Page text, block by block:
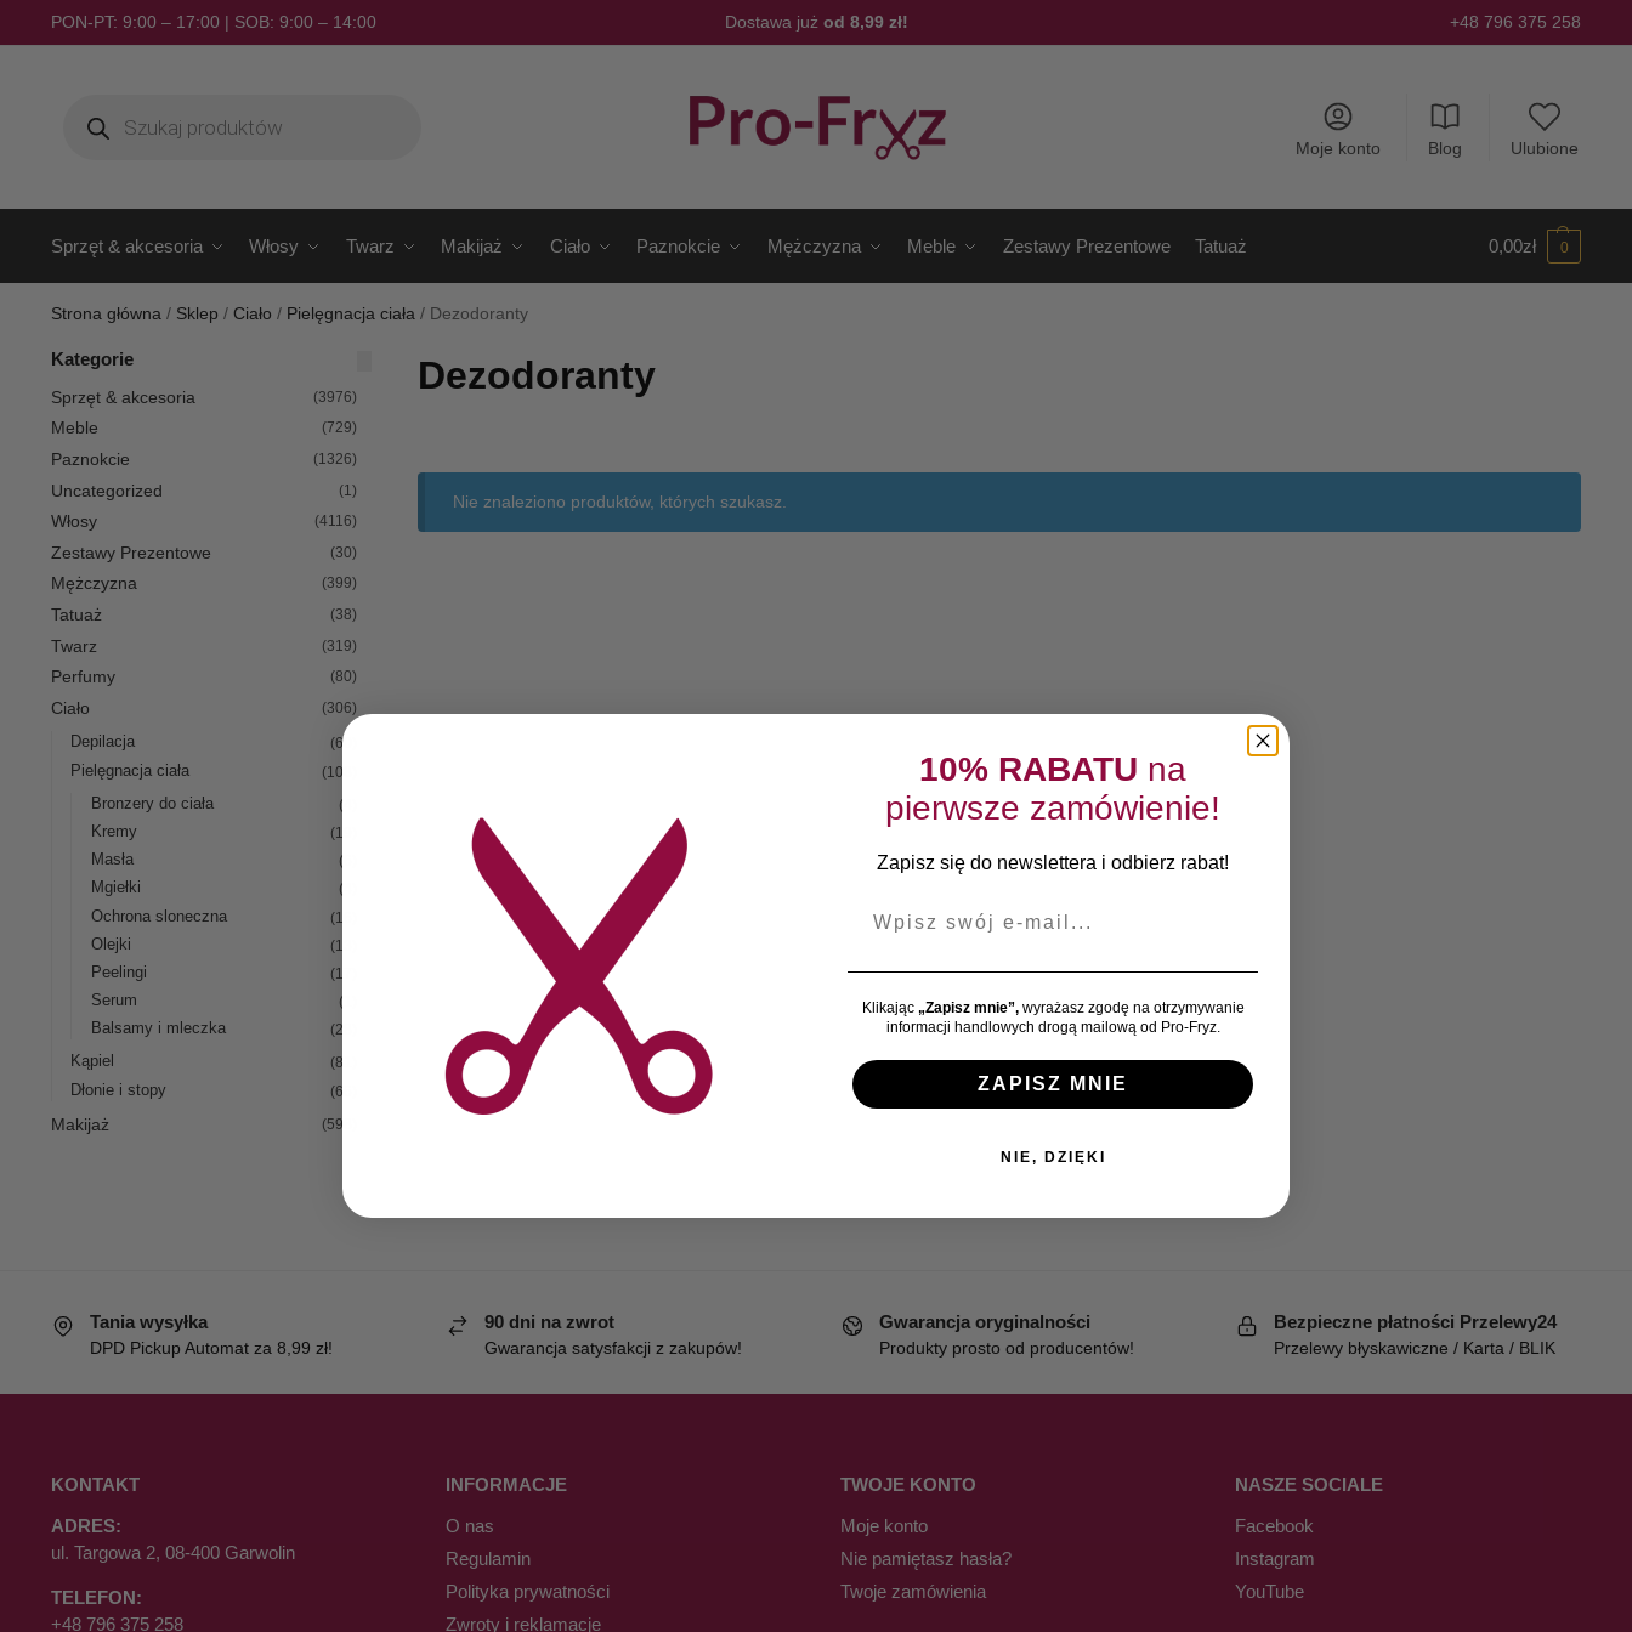
PON-PT: 9:00 – 17:00 | SOB: 9:00 – 14:00 Dostawa już od 8,99 zł! +48 796 375 258
Moje konto Blog Ulubione
Sprzęt & akcesoria Włosy Twarz Makijaż Ciało Paznokcie Mężczyzna Meble Zestawy Prezentowe Tatuaż 0,00zł 0
Strona główna/ Sklep / Ciało / Pielęgnacja ciała/ Dezodoranty
Dezodoranty
Nie znaleziono produktów, których szukasz.
Kategorie
Sprzęt & akcesoria (3976)
Meble (729)
Paznokcie (1326)
Uncategorized (1)
Włosy (4116)
Zestawy Prezentowe (30)
Mężczyzna (399)
Tatuaż (38)
Twarz (319)
Perfumy (80)
Ciało (306)
Depilacja (60)
Pielęgnacja ciała (108)
Bronzery do ciała (4)
Kremy (19)
Masła (6)
Mgiełki (4)
Ochrona sloneczna (16)
Olejki (13)
Peelingi (17)
Serum (1)
Balsamy i mleczka (28)
Kąpiel (81)
Dłonie i stopy (66)
Makijaż (598)
Tania wysyłka
DPD Pickup Automat za 8,99 zł!
90 dni na zwrot
Gwarancja satysfakcji z zakupów!
Gwarancja oryginalności
Produkty prosto od producentów!
Bezpieczne płatności Przelewy24
Przelewy błyskawiczne / Karta / BLIK
KONTAKT
ADRES:
ul. Targowa 2, 08-400 Garwolin
TELEFON:
+48 796 375 258
INFORMACJE
O nas
Regulamin
Polityka prywatności
Zwroty i reklamacje
TWOJE KONTO
Moje konto
Nie pamiętasz hasła?
Twoje zamówienia
NASZE SOCIALE
Facebook
Instagram
YouTube
10% RABATU na
pierwsze zamówienie!
Zapisz się do newslettera i odbierz rabat!
Klikając „Zapisz mnie”,wyrażasz zgodę na otrzymywanie
informacji handlowych drogą mailową od Pro-Fryz.
ZAPISZ MNIE
NIE, DZIĘKI